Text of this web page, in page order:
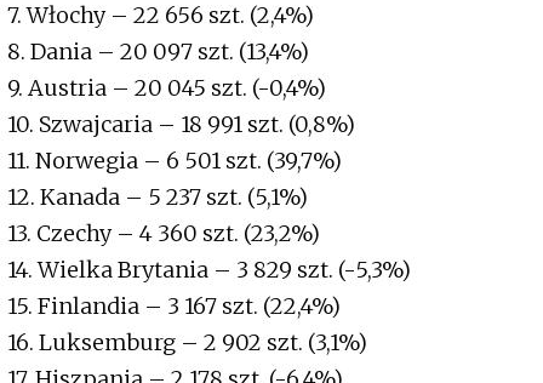
7. Włochy – 22 656 szt. (2,4%)
8. Dania – 20 097 szt. (13,4%)
9. Austria – 20 045 szt. (-0,4%)
10. Szwajcaria – 18 991 szt. (0,8%)
11. Norwegia – 6 501 szt. (39,7%)
12. Kanada – 5 237 szt. (5,1%)
13. Czechy – 4 360 szt. (23,2%)
14. Wielka Brytania – 3 829 szt. (-5,3%)
15. Finlandia – 3 167 szt. (22,4%)
16. Luksemburg – 2 902 szt. (3,1%)